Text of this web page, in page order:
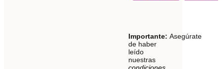
Importante: Asegúrate
de haber
leído
nuestras
condiciones